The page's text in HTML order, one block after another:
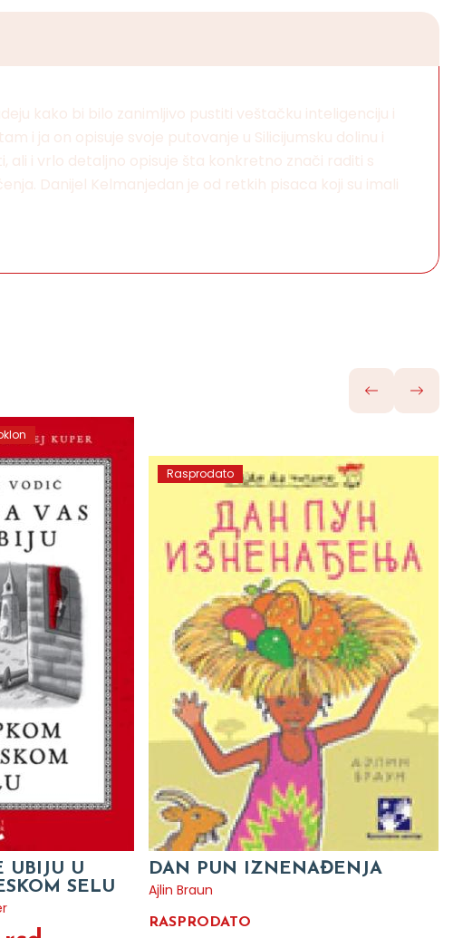
kako bi bilo zanimljivo pustiti veštačku inteligenciju i
i ja on opisuje svoje putovanje u Silicijumsku dolinu i
i vrlo detaljno opisuje šta konkretno znači raditi s
Danijel Kelmanjedan je od retkih pisaca koji su imali
UBIJU U
SELU
Rasprodato
DAN PUN IZNENAĐENJA
Ajlin Braun
RASPRODATO